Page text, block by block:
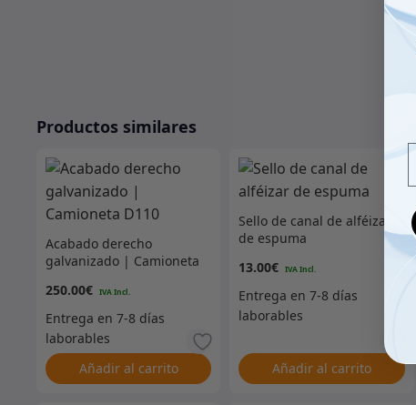
Productos similares
Acabado derecho
galvanizado | Camioneta
250.00€
Añadir al carrito
Sello de canal de alféizar
de espuma
13.00€
Añadir al carrito